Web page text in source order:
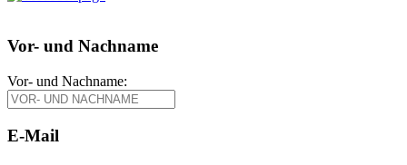
Vor- und Nachname
Vor- und Nachname:
E-Mail